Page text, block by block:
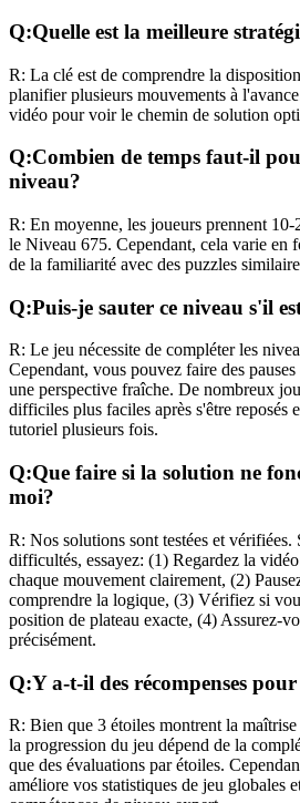
Q:Quelle est la meilleure
R: La clé est de comprendre la
planifier plusieurs mouvements à
vidéo pour voir le chemin de solution
Q:Combien de temps faut-il
niveau?
R: En moyenne, les joueurs prennent 10-
le Niveau 675. Cependant, cela varie en
de la familiarité avec des puzzles
Q:Puis-je sauter ce niveau s'il
R: Le jeu nécessite de compléter les
Cependant, vous pouvez faire des
une perspective fraîche. De nombreux
difficiles plus faciles après s'être reposés
tutoriel plusieurs fois.
Q:Que faire si la solution ne
moi?
R: Nos solutions sont testées et vérifiées.
difficultés, essayez: (1) Regardez la
chaque mouvement clairement, (2)
comprendre la logique, (3) Vérifiez si
position de plateau exacte, (4) Assurez-
précisément.
Q:Y a-t-il des récompenses
R: Bien que 3 étoiles montrent la
la progression du jeu dépend de la
que des évaluations par étoiles.
améliore vos statistiques de jeu globales